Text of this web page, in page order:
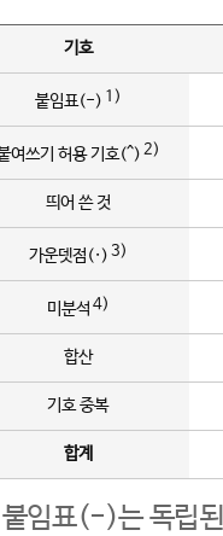
기호
붙임표(-) 1)
여쓰기 허용 기호(^) 2)
띄어 쓴 것
가운뎃점(·) 3)
미분석 4)
합산
기호 중복
합계
임표(-)는 독립된